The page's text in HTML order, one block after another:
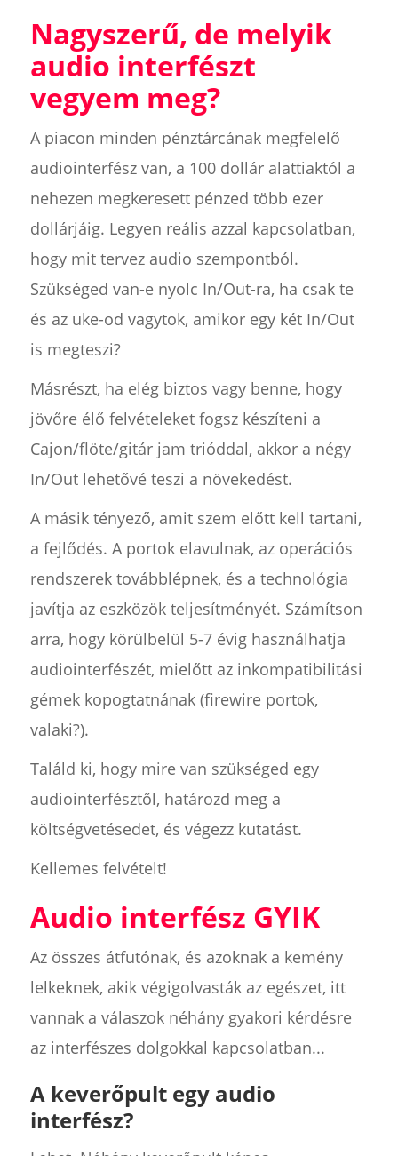
Nagyszerű, de melyik
audio interfészt
vegyem meg?
A piacon minden pénztárcának megfelelő
audiointerfész van, a 100 dollár alattiaktól a
nehezen megkeresett pénzed több ezer
dollárjáig. Legyen reális azzal kapcsolatban,
hogy mit tervez audio szempontból.
Szükséged van-e nyolc In/Out-ra, ha csak te
és az uke-od vagytok, amikor egy két In/Out
is megteszi?
Másrészt, ha elég biztos vagy benne, hogy
jövőre élő felvételeket fogsz készíteni a
Cajon/flöte/gitár jam trióddal, akkor a négy
In/Out lehetővé teszi a növekedést.
A másik tényező, amit szem előtt kell tartani,
a fejlődés. A portok elavulnak, az operációs
rendszerek továbblépnek, és a technológia
javítja az eszközök teljesítményét. Számítson
arra, hogy körülbelül 5-7 évig használhatja
audiointerfészét, mielőtt az inkompatibilitási
gémek kopogtatnának (firewire portok,
valaki?).
Találd ki, hogy mire van szükséged egy
audiointerfésztől, határozd meg a
költségvetésedet, és végezz kutatást.
Kellemes felvételt!
Audio interfész GYIK
Az összes átfutónak, és azoknak a kemény
lelkeknek, akik végigolvasták az egészet, itt
vannak a válaszok néhány gyakori kérdésre
az interfészes dolgokkal kapcsolatban...
A keverőpult egy audio
interfész?